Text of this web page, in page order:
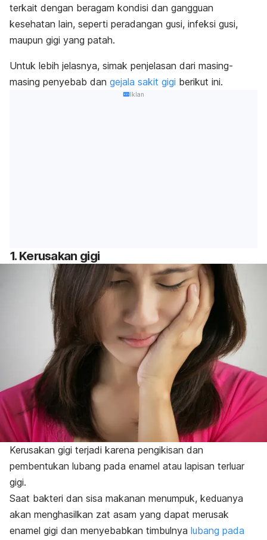
terkait dengan beragam kondisi dan gangguan
kesehatan lain, seperti peradangan gusi, infeksi gusi,
maupun gigi yang patah.
Untuk lebih jelasnya, simak penjelasan dari masing-
masing penyebab dan gejala sakit gigi berikut ini.
Iklan
1. Kerusakan gigi
Kerusakan gigi terjadi karena pengikisan dan
pembentukan lubang pada enamel atau lapisan terluar
gigi.
Saat bakteri dan sisa makanan menumpuk, keduanya
akan menghasilkan zat asam yang dapat merusak
enamel gigi dan menyebabkan timbulnya lubang pada